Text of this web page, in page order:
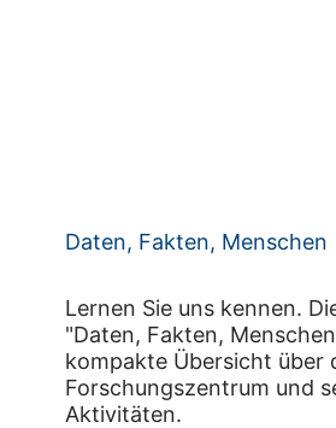
Daten, Fakten, Menschen
Lernen Sie uns kennen.
"Daten, Fakten,
kompakte Übersicht über
Forschungszentrum und
Aktivitäten.